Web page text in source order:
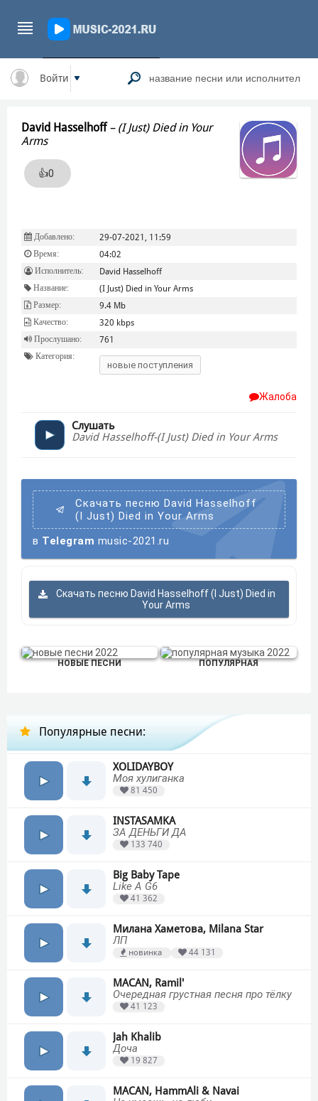
Войти
David Hasselhoff – (I Just) Died in Your
Arms
👍0
Добавлено: 29-07-2021, 11:59
Время: 04:02
Исполнитель: David Hasselhoff
Название: (I Just) Died in Your Arms
Размер: 9.4 Mb
Качество: 320 kbps
Прослушано: 761
Категория:
новые поступления
Жалоба
Слушать
David Hasselhoff-(I Just) Died in Your Arms
Скачать песню David Hasselhoff
(I Just) Died in Your Arms
в Telegram music-2021.ru
Скачать песню David Hasselhoff (I Just) Died in
Your Arms
НОВЫЕ ПЕСНИ ПОПУЛЯРНАЯ
Популярные песни:
XOLIDAYBOY
Моя хулиганка
81 450
INSTASAMKA
ЗА ДЕНЬГИ ДА
133 740
Big Baby Tape
Like A G6
41 362
Милана Хаметова, Milana Star
ЛП
новинка 44 131
MACAN, Ramil'
Очередная грустная песня про тёлку
41 123
Jah Khalib
Доча
19 827
MACAN, HammAli & Navai